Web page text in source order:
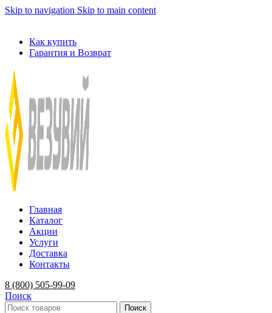
Skip to navigation Skip to main content
Как купить
Гарантия и Возврат
Главная
Каталог
Акции
Услуги
Доставка
Контакты
8 (800) 505-99-09
Поиск
Поиск